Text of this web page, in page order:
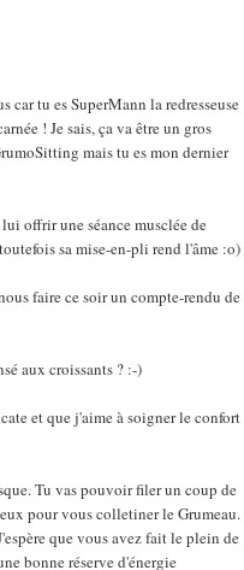
car tu es SuperMann la redresseuse
! Je sais, ça va être un gros
mais tu es mon dernier
offrir une séance musclée de
sa mise-en-pli rend l'âme :o)
faire ce soir un compte-rendu de
aux croissants ? :-)
et que j'aime à soigner le confort
Tu vas pouvoir filer un coup de
pour vous colletiner le Grumeau.
que vous avez fait le plein de
bonne réserve d'énergie